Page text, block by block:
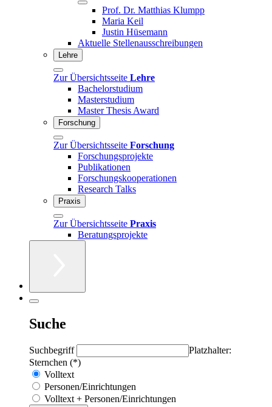
Prof. Dr. Matthias Klumpp
Maria Keil
Justin Hüsemann
Aktuelle Stellenausschreibungen
Lehre
Zur Übersichtsseite Lehre
Bachelorstudium
Masterstudium
Master Thesis Award
Forschung
Zur Übersichtsseite Forschung
Forschungsprojekte
Publikationen
Forschungskooperationen
Research Talks
Praxis
Zur Übersichtsseite Praxis
Beratungsprojekte
Suche
Suchbegriff
Platzhalter:
Sternchen (*)
Volltext
Personen/Einrichtungen
Volltext + Personen/Einrichtungen